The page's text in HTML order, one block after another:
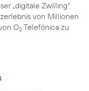
„digitale Zwilling“
von Millionen
O2Telefónica zu